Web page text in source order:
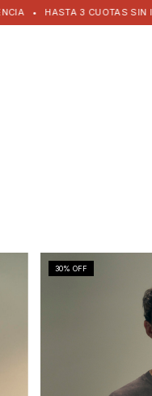
• HASTA 3 CUOTAS SIN
30% OFF